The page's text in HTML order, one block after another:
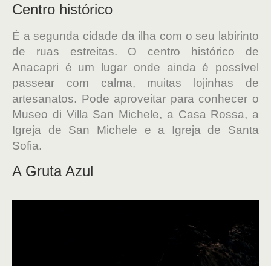
Centro histórico
É a segunda cidade da ilha com o seu labirinto
de ruas estreitas. O centro histórico de
Anacapri é um lugar onde ainda é possível
passear com calma, muitas lojinhas de
artesanatos. Pode aproveitar para conhecer o
Museo di Villa San Michele, a Casa Rossa, a
Igreja de San Michele e a Igreja de Santa
Sofia.
A Gruta Azul